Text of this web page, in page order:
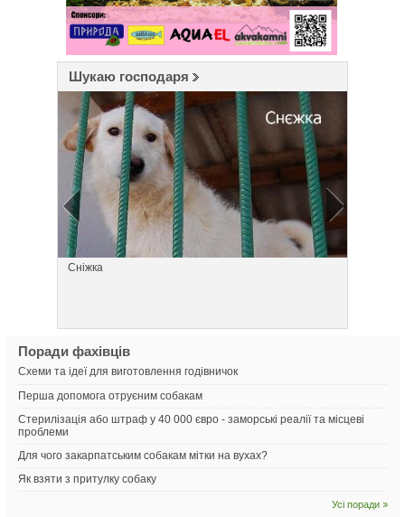
Шукаю господаря
Сніжка
Поради фахівців
Схеми та ідеї для виготовлення годівничок
Перша допомога отруєним собакам
Стерилізація або штраф у 40 000 євро - заморські реалії та місцеві
проблеми
Для чого закарпатським собакам мітки на вухах?
Як взяти з притулку собаку
Усі поради